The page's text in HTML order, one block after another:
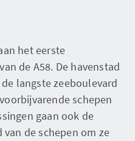
het eerste
de A58. De havenstad
langste zeeboulevard
schepen
gaan ook de
de schepen om ze